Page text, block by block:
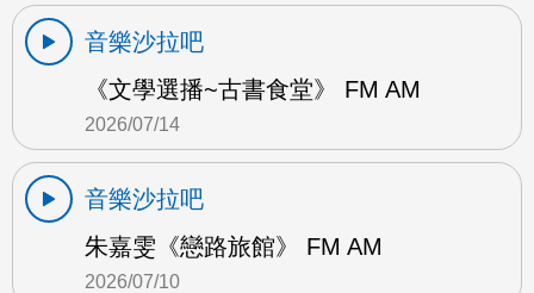
音樂沙拉吧
《文學選播~古書食堂》 FM AM
2026/07/14
音樂沙拉吧
朱嘉雯《戀路旅館》 FM AM
2026/07/10